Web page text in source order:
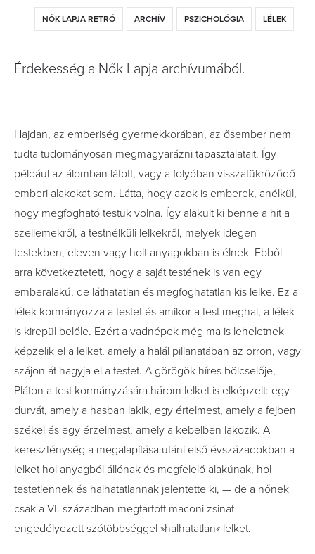
NŐK LAPJA RETRÓ ARCHÍV PSZICHOLÓGIA LÉLEK
Érdekesség a Nők Lapja archívumából.
Hajdan, az emberiség gyermekkorában, az ősember nem
tudta tudományosan megmagyarázni tapasztalatait. Így
például az álomban látott, vagy a folyóban visszatükröződő
emberi alakokat sem. Látta, hogy azok is emberek, anélkül,
hogy megfogható testük volna. Így alakult ki benne a hit a
szellemekről, a testnélküli lelkekről, melyek idegen
testekben, eleven vagy holt anyagokban is élnek. Ebből
arra következtetett, hogy a saját testének is van egy
emberalakú, de láthatatlan és megfoghatatlan kis lelke. Ez a
lélek kormányozza a testet és amikor a test meghal, a lélek
is kirepül belőle. Ezért a vadnépek még ma is leheletnek
képzelik el a lelket, amely a halál pillanatában az orron, vagy
szájon át hagyja el a testet. A görögök híres bölcselője,
Pláton a test kormányzására három lelket is elképzelt: egy
durvát, amely a hasban lakik, egy értelmest, amely a fejben
székel és egy érzelmest, amely a kebelben lakozik. A
kereszténység a megalapítása utáni első évszázadokban a
lelket hol anyagból állónak és megfelelő alakúnak, hol
testetlennek és halhatatlannak jelentette ki, — de a nőnek
csak a VI. században megtartott maconi zsinat
engedélyezett szótöbbséggel »halhatatlan« lelket.